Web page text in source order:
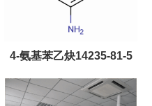
4-氨基苯乙炔14235-81-5